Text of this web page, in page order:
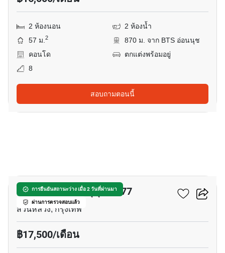
2 ห้องนอน
2 ห้องน้ำ
57 ม.2
870 ม. จาก BTS อ่อนนุช
คอนโด
ตกแต่งพร้อมอยู่
8
สอบถามตอนนี้
การยืนยันสถานะว่าง เมื่อ 2 วันที่ผ่านมา
ผ่านการตรวจสอบแล้ว
ลุมพินี เซนเตอร์ สุขุมวิท 77
สวนหลวง, กรุงเทพ
฿17,500/เดือน